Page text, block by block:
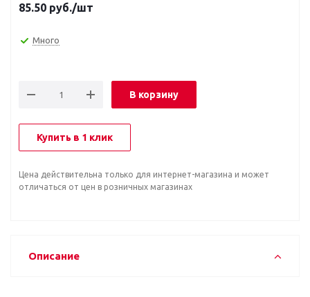
85.50 руб./шт
Много
В корзину
Купить в 1 клик
Цена действительна только для интернет-магазина и может
отличаться от цен в розничных магазинах
Описание